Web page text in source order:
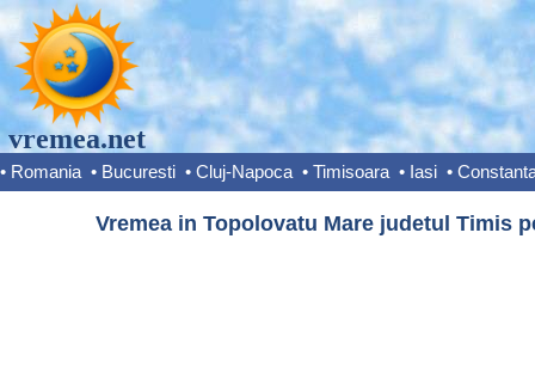
vremea.net
• Romania • Bucuresti • Cluj-Napoca • Timisoara • Iasi •
Vremea in Topolovatu Mare judetul Timis